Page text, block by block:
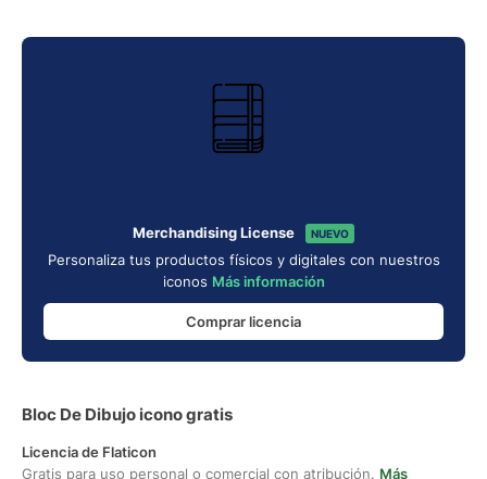
Merchandising License NUEVO
Personaliza tus productos físicos y digitales con nuestros
iconos Más información
Comprar licencia
Bloc De Dibujo icono gratis
Licencia de Flaticon
Gratis para uso personal o comercial con atribución. Más